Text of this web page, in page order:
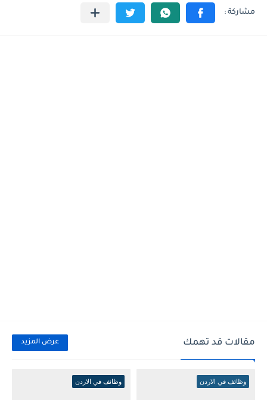
مقالات قد تهمك عرض المزيد
وظائف في الاردن وظائف في الاردن